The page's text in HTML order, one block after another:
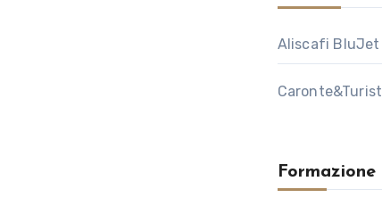
Aliscafi BluJet
Caronte&Turist
Formazione